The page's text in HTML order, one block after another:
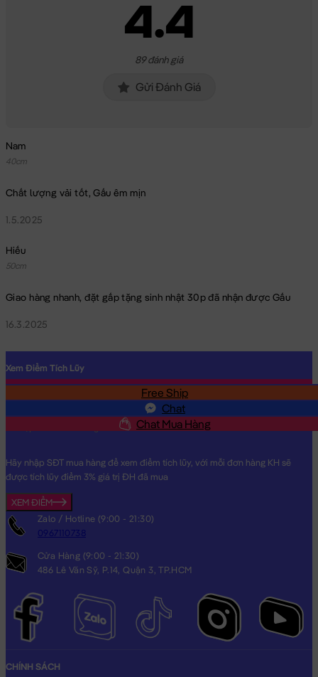
4.4
89 đánh giá
Gửi Đánh Giá
Nam
40cm
Chất lượng vải tốt, Gấu êm mịn
1.5.2025
Hiếu
50cm
Giao hàng nhanh, đặt gấp tặng sinh nhật 30p đã nhận được Gấu
16.3.2025
Free Ship
Chat
Chat Mua Hàng
Xem Điểm Tích Lũy
Hãy nhập SĐT mua hàng để xem điểm tích lũy, với mỗi đơn hàng KH sẽ
được tích lũy điểm 3% giá trị ĐH đã mua
XEM ĐIỂM
Zalo / Hotline (9:00 - 21:30)
0967110738
Cửa Hàng (9:00 - 21:30)
486 Lê Văn Sỹ, P.14, Quận 3, TP.HCM
CHÍNH SÁCH